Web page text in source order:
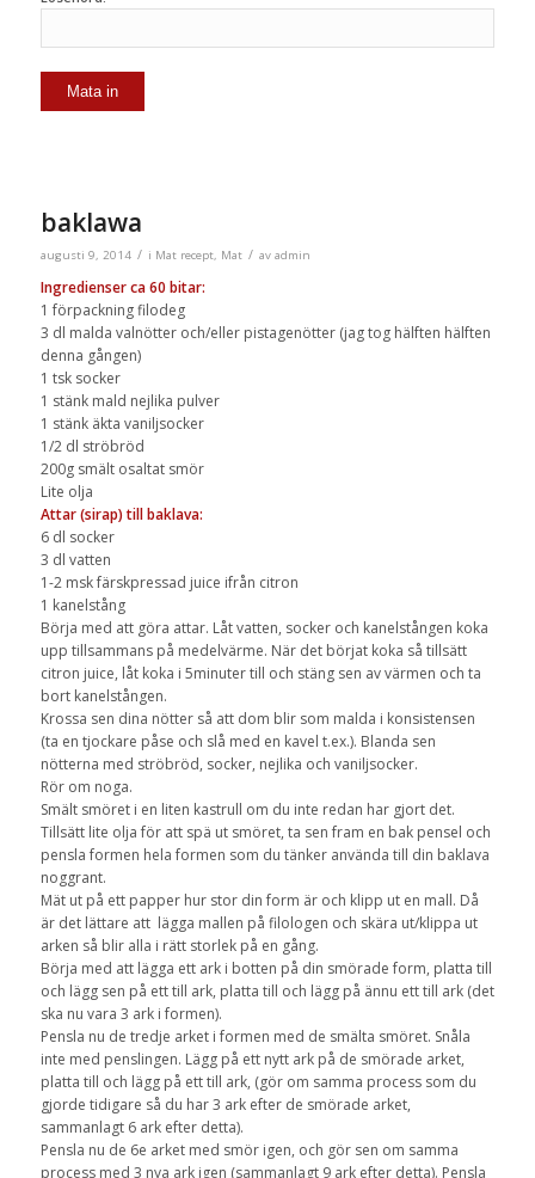
baklawa
augusti 9, 2014 / i Mat recept, Mat / av admin
Ingredienser ca 60 bitar:
1 förpackning filodeg
3 dl malda valnötter och/eller pistagenötter (jag tog hälften hälften
denna gången)
1 tsk socker
1 stänk mald nejlika pulver
1 stänk äkta vaniljsocker
1/2 dl ströbröd
200g smält osaltat smör
Lite olja
Attar (sirap) till baklava:
6 dl socker
3 dl vatten
1-2 msk färskpressad juice ifrån citron
1 kanelstång
Börja med att göra attar. Låt vatten, socker och kanelstången koka
upp tillsammans på medelvärme. När det börjat koka så tillsätt
citron juice, låt koka i 5minuter till och stäng sen av värmen och ta
bort kanelstången.
Krossa sen dina nötter så att dom blir som malda i konsistensen
(ta en tjockare påse och slå med en kavel t.ex.). Blanda sen
nötterna med ströbröd, socker, nejlika och vaniljsocker.
Rör om noga.
Smält smöret i en liten kastrull om du inte redan har gjort det.
Tillsätt lite olja för att spä ut smöret, ta sen fram en bak pensel och
pensla formen hela formen som du tänker använda till din baklava
noggrant.
Mät ut på ett papper hur stor din form är och klipp ut en mall. Då
är det lättare att lägga mallen på filologen och skära ut/klippa ut
arken så blir alla i rätt storlek på en gång.
Börja med att lägga ett ark i botten på din smörade form, platta till
och lägg sen på ett till ark, platta till och lägg på ännu ett till ark (det
ska nu vara 3 ark i formen).
Pensla nu de tredje arket i formen med de smälta smöret. Snåla
inte med penslingen. Lägg på ett nytt ark på de smörade arket,
platta till och lägg på ett till ark, (gör om samma process som du
gjorde tidigare så du har 3 ark efter de smörade arket,
sammanlagt 6 ark efter detta).
Pensla nu de 6e arket med smör igen, och gör sen om samma
process med 3 nya ark igen (sammanlagt 9 ark efter detta). Pensla